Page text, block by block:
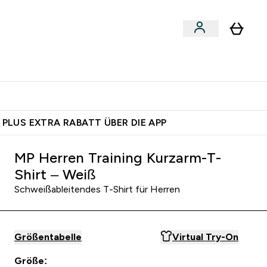
EXTRA RABATT ÜBER DIE APP
MP Herren Training Kurzarm-T-
Shirt – Weiß
Schweißableitendes T-Shirt für Herren
Größentabelle Virtual Try-On
Größe: